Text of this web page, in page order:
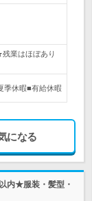
業はほぼあり
季休暇■有給休暇
になる
内★服装・髪型・